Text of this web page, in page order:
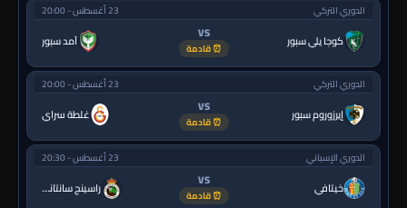
الدوري التركي 23 أغسطس - 20:00
كوجا يلي سبور VS
⏰ قادمة آمد سبور
الدوري التركي 23 أغسطس - 20:00
إيرزوروم سبور VS
⏰ قادمة غلطة سراي
الدوري الإسباني 23 أغسطس - 20:30
خيتافي VS
⏰ قادمة راسينج سانتاندير